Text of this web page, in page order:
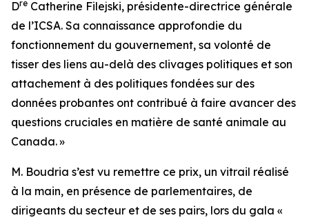
Dre Catherine Filejski, présidente-directrice générale
de l’ICSA. Sa connaissance approfondie du
fonctionnement du gouvernement, sa volonté de
tisser des liens au-delà des clivages politiques et son
attachement à des politiques fondées sur des
données probantes ont contribué à faire avancer des
questions cruciales en matière de santé animale au
Canada. »
M. Boudria s’est vu remettre ce prix, un vitrail réalisé
à la main, en présence de parlementaires, de
dirigeants du secteur et de ses pairs, lors du gala «